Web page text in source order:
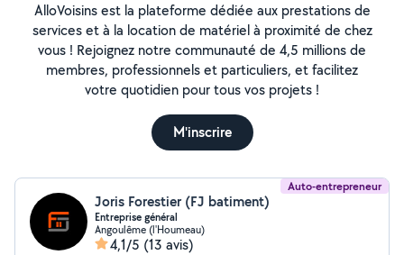
AlloVoisins est la plateforme dédiée aux prestations de
services et à la location de matériel à proximité de chez
vous ! Rejoignez notre communauté de 4,5 millions de
membres, professionnels et particuliers, et facilitez
votre quotidien pour tous vos projets !
M'inscrire
Auto-entrepreneur
Joris Forestier (FJ batiment)
Entreprise général
Angoulême (l'Houmeau)
4,1/5 (13 avis)